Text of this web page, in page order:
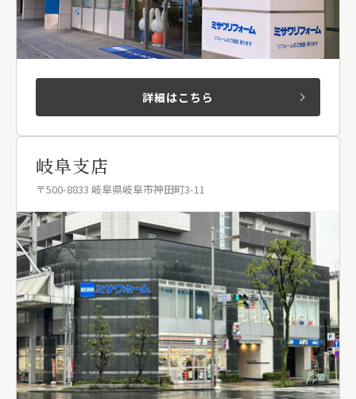
詳細はこちら
岐阜支店
〒500-8833 岐阜県岐阜市神田町3-11